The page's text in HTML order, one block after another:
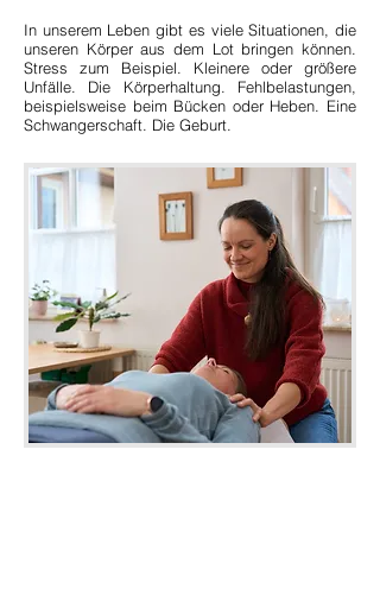
In unserem Leben gibt es viele Situationen, die
unseren Körper aus dem Lot bringen können.
Stress zum Beispiel. Kleinere oder größere
Unfälle. Die Körperhaltung. Fehlbelastungen,
beispielsweise beim Bücken oder Heben. Eine
Schwangerschaft. Die Geburt.